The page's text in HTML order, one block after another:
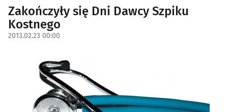
Zakończyły się Dni Dawcy Szpiku
Kostnego
2013.02.23 00:00